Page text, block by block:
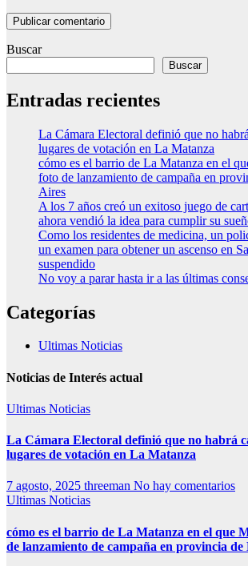
Buscar
Buscar
Entradas recientes
La Cámara Electoral definió que no
lugares de votación en La Matanza
cómo es el barrio de La Matanza en el
foto de lanzamiento de campaña en
Aires
A los 7 años creó un exitoso juego de
ahora vendió la idea para cumplir su
Como los residentes de medicina, un
un examen para obtener un ascenso en
suspendido
No voy a parar hasta ir a las últimas
Categorías
Ultimas Noticias
Noticias de Interés actual
Ultimas Noticias
La Cámara Electoral definió que no habrá
lugares de votación en La Matanza
7 agosto, 2025 threeman No hay comentarios
Ultimas Noticias
cómo es el barrio de La Matanza en el que
de lanzamiento de campaña en provincia de